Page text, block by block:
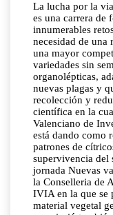
La lucha por la
es una carrera de
innumerables
necesidad de una
una mayor
variedades sin
organolépticas,
nuevas plagas y
recolección y
científica en la
Valenciano de
está dando como
patrones de
supervivencia del
jornada Nuevas
la Conselleria de
IVIA en la que se
material vegetal